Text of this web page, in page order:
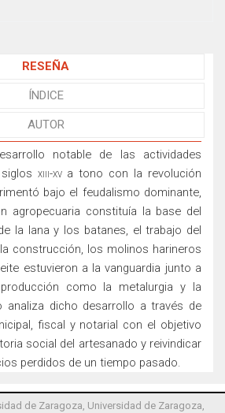
RESEÑA
ÍNDICE
AUTOR
notable de las actividades
xiii-xva tono con la revolución
bajo el feudalismo dominante,
agropecuaria constituía la base del
la lana y los batanes, el trabajo del
construcción, los molinos harineros
estuvieron a la vanguardia junto a
como la metalurgia y la
analiza dicho desarrollo a través de
fiscal y notarial con el objetivo
social del artesanado y reivindicar
perdidos de un tiempo pasado.
de Zaragoza, Universidad de Zaragoza,